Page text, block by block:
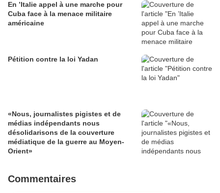
En ’Italie appel à une marche pour
Cuba face à la menace militaire
américaine
Pétition contre la loi Yadan
«Nous, journalistes pigistes et de
médias indépendants nous
désolidarisons de la couverture
médiatique de la guerre au Moyen-
Orient»
Commentaires